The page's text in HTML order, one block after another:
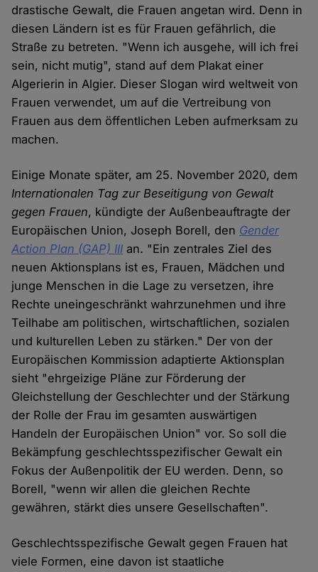
drastische Gewalt, die Frauen angetan wird. Denn in
diesen Ländern ist es für Frauen gefährlich, die
Straße zu betreten. "Wenn ich ausgehe, will ich frei
sein, nicht mutig", stand auf dem Plakat einer
Algerierin in Algier. Dieser Slogan wird weltweit von
Frauen verwendet, um auf die Vertreibung von
Frauen aus dem öffentlichen Leben aufmerksam zu
machen.
Einige Monate später, am 25. November 2020, dem
Internationalen Tag zur Beseitigung von Gewalt
gegen Frauen, kündigte der Außenbeauftragte der
Europäischen Union, Joseph Borell, den Gender
Action Plan (GAP) III an. "Ein zentrales Ziel des
neuen Aktionsplans ist es, Frauen, Mädchen und
junge Menschen in die Lage zu versetzen, ihre
Rechte uneingeschränkt wahrzunehmen und ihre
Teilhabe am politischen, wirtschaftlichen, sozialen
und kulturellen Leben zu stärken." Der von der
Europäischen Kommission adaptierte Aktionsplan
sieht "ehrgeizige Pläne zur Förderung der
Gleichstellung der Geschlechter und der Stärkung
der Rolle der Frau im gesamten auswärtigen
Handeln der Europäischen Union" vor. So soll die
Bekämpfung geschlechtsspezifischer Gewalt ein
Fokus der Außenpolitik der EU werden. Denn, so
Borell, "wenn wir allen die gleichen Rechte
gewähren, stärkt dies unsere Gesellschaften".
Geschlechtsspezifische Gewalt gegen Frauen hat
viele Formen, eine davon ist staatliche